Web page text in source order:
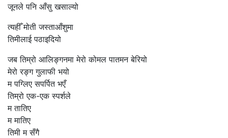
जूनले पनि आँसु खसाल्यो
त्यहीँ मोती जस्ताआँशुमा
तिमीलाई पठाइदियो
जब तिम्रो आलिङ्गनमा मेरो कोमल पातमन बेरियो
मेरो रङ्ग गुलाफी भयो
म पग्लिए सपर्पित भएँ
तिम्रो एक-एक स्पर्शले
म तातिए
म मातिए
तिमी म सँगै